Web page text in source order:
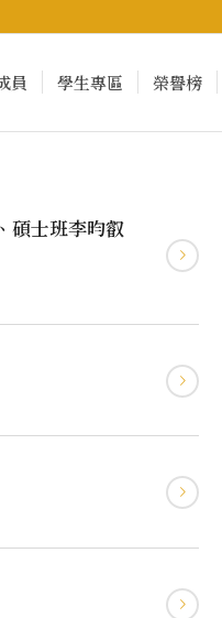
員 學生專區 榮譽榜
碩士班李昀叡